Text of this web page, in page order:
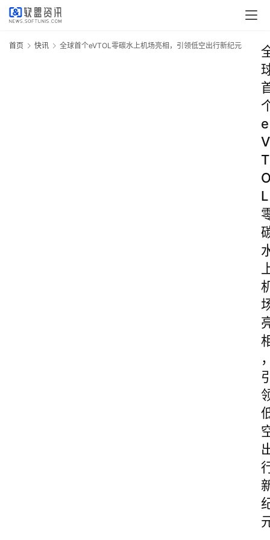
首页 快讯 全球首个eVTOL零碳水上机场亮相，引领低空出行新纪元
e
V
T
L